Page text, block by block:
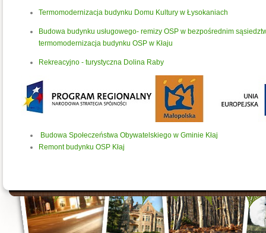
Termomodernizacja budynku Domu Kultury w Łysokaniach
Budowa budynku usługowego- remizy OSP w bezpośrednim
termomodernizacja budynku OSP w Kłaju
Rekreacyjno - turystyczna Dolina Raby
Budowa Społeczeństwa Obywatelskiego w Gminie Kłaj
Remont budynku OSP Kłaj